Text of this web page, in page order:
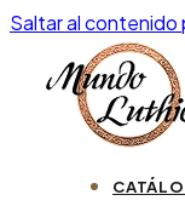
Saltar al contenido